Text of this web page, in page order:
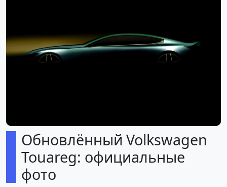
Обновлённый Volkswagen
Touareg: официальные
фото